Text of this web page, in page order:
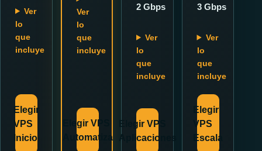
Ver
lo
que
incluye
Elegir
VPS
Inicio
Ver
lo
que
incluye
Elegir VPS
Automatiza
2 Gbps
Ver
lo
que
incluye
Elegir VPS
Aplicaciones
3 Gbps
Ver
lo
que
incluye
Elegir
VPS
Escala